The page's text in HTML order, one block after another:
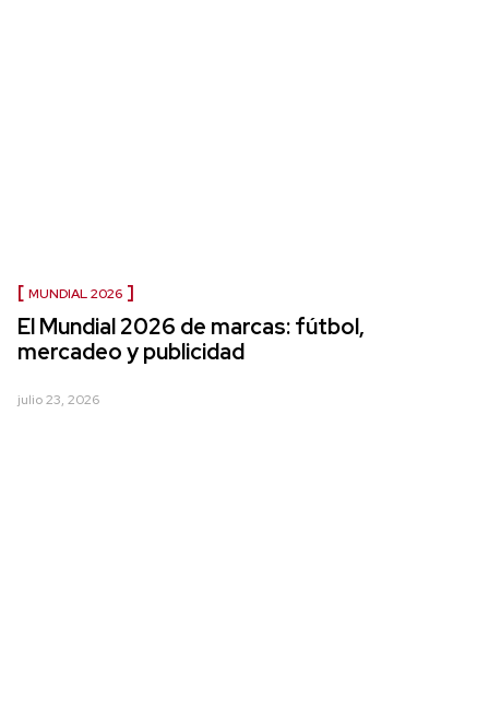
MUNDIAL 2026
El Mundial 2026 de marcas: fútbol,
mercadeo y publicidad
julio 23, 2026